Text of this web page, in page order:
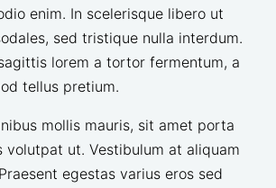
enim. In scelerisque libero ut
sed tristique nulla interdum.
lorem a tortor fermentum, a
tellus pretium.
mollis mauris, sit amet porta
volutpat ut. Vestibulum at aliquam
egestas varius eros sed